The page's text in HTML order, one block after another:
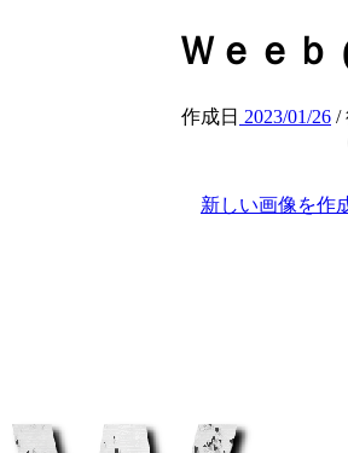
Ｗｅｅｂ
作成日 2023/01/26 /
新しい画像を作